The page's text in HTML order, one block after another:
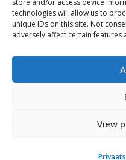
store and/or access device
technologies will allow us to
unique IDs on this site. Not
adversely affect certain features
View
Nähtävyydet
Visit Tallinn
Harju-, Rapla- &